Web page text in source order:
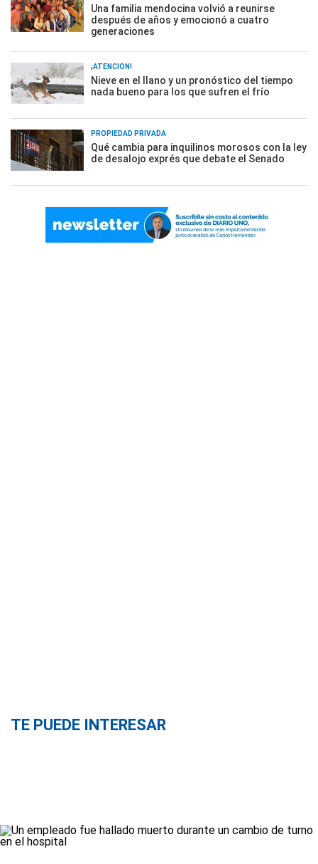
Una familia mendocina volvió a reunirse
después de años y emocionó a cuatro
generaciones
¡ATENCIÓN!
Nieve en el llano y un pronóstico del tiempo
nada bueno para los que sufren el frío
PROPIEDAD PRIVADA
Qué cambia para inquilinos morosos con la ley
de desalojo exprés que debate el Senado
TE PUEDE INTERESAR